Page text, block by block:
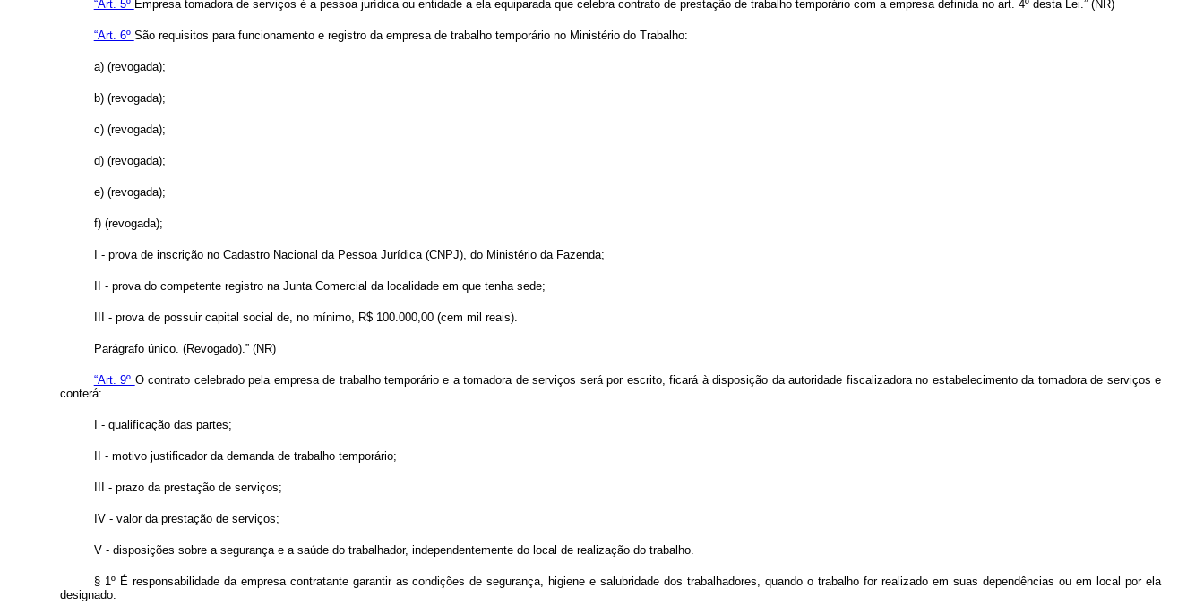
“Art. 5º Empresa tomadora de serviços é a pessoa jurídica ou entidade a ela equiparada que celebra contrato de prestação de trabalho temporário com a empresa definida no art. 4º desta Lei.” (NR)
“Art. 6º São requisitos para funcionamento e registro da empresa de trabalho temporário no Ministério do Trabalho:
a) (revogada);
b) (revogada);
c) (revogada);
d) (revogada);
e) (revogada);
f) (revogada);
I - prova de inscrição no Cadastro Nacional da Pessoa Jurídica (CNPJ), do Ministério da Fazenda;
II - prova do competente registro na Junta Comercial da localidade em que tenha sede;
III - prova de possuir capital social de, no mínimo, R$ 100.000,00 (cem mil reais).
Parágrafo único. (Revogado).” (NR)
“Art. 9º O contrato celebrado pela empresa de trabalho temporário e a tomadora de serviços será por escrito, ficará à disposição da autoridade fiscalizadora no estabelecimento da tomadora de serviços e
conterá:
I - qualificação das partes;
II - motivo justificador da demanda de trabalho temporário;
III - prazo da prestação de serviços;
IV - valor da prestação de serviços;
V - disposições sobre a segurança e a saúde do trabalhador, independentemente do local de realização do trabalho.
§ 1º É responsabilidade da empresa contratante garantir as condições de segurança, higiene e salubridade dos trabalhadores, quando o trabalho for realizado em suas dependências ou em local por ela
designado.